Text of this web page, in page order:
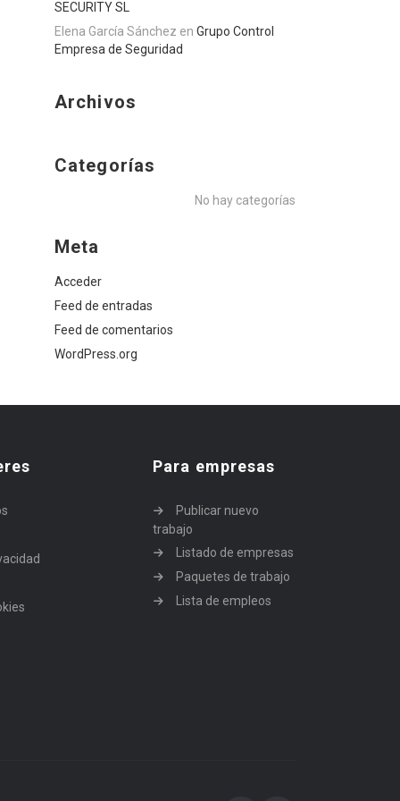
SECURITY SL
Elena García Sánchez en Grupo Control
Empresa de Seguridad
Archivos
Categorías
No hay categorías
Meta
Acceder
Feed de entradas
Feed de comentarios
WordPress.org
Para empresas
Publicar nuevo
trabajo
Listado de empresas
Paquetes de trabajo
Lista de empleos